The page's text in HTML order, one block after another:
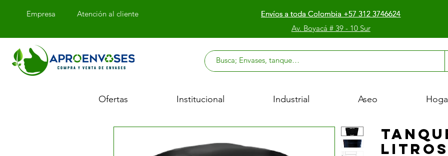
Empresa Atención al cliente Envíos a toda Colombia +57 312 3746624
Envíos a toda Colombia +57 312 3746624
Envíos a toda Colombia +57 312 3746624
Av. Boyacá # 39 - 10 Sur
Ofertas Institucional Industrial Aseo
Litros